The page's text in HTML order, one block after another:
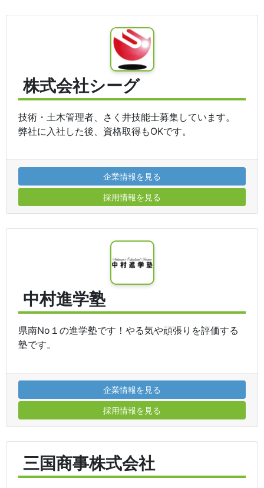
株式会社シーグ
技術・土木管理者、さく井技能士募集しています。
弊社に入社した後、資格取得もOKです。
企業情報を見る
採用情報を見る
中村進学塾
県南No１の進学塾です！やる気や頑張りを評価する
塾です。
企業情報を見る
採用情報を見る
三国商事株式会社